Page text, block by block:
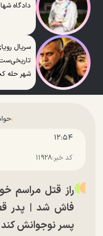
دادگاه
سریال
شهر حله
۱۲:۵۴
کد خبر:۱۱۹۲۸
راز قتل مراسم
فاش شد | پدر
پسر نوجوانش کند